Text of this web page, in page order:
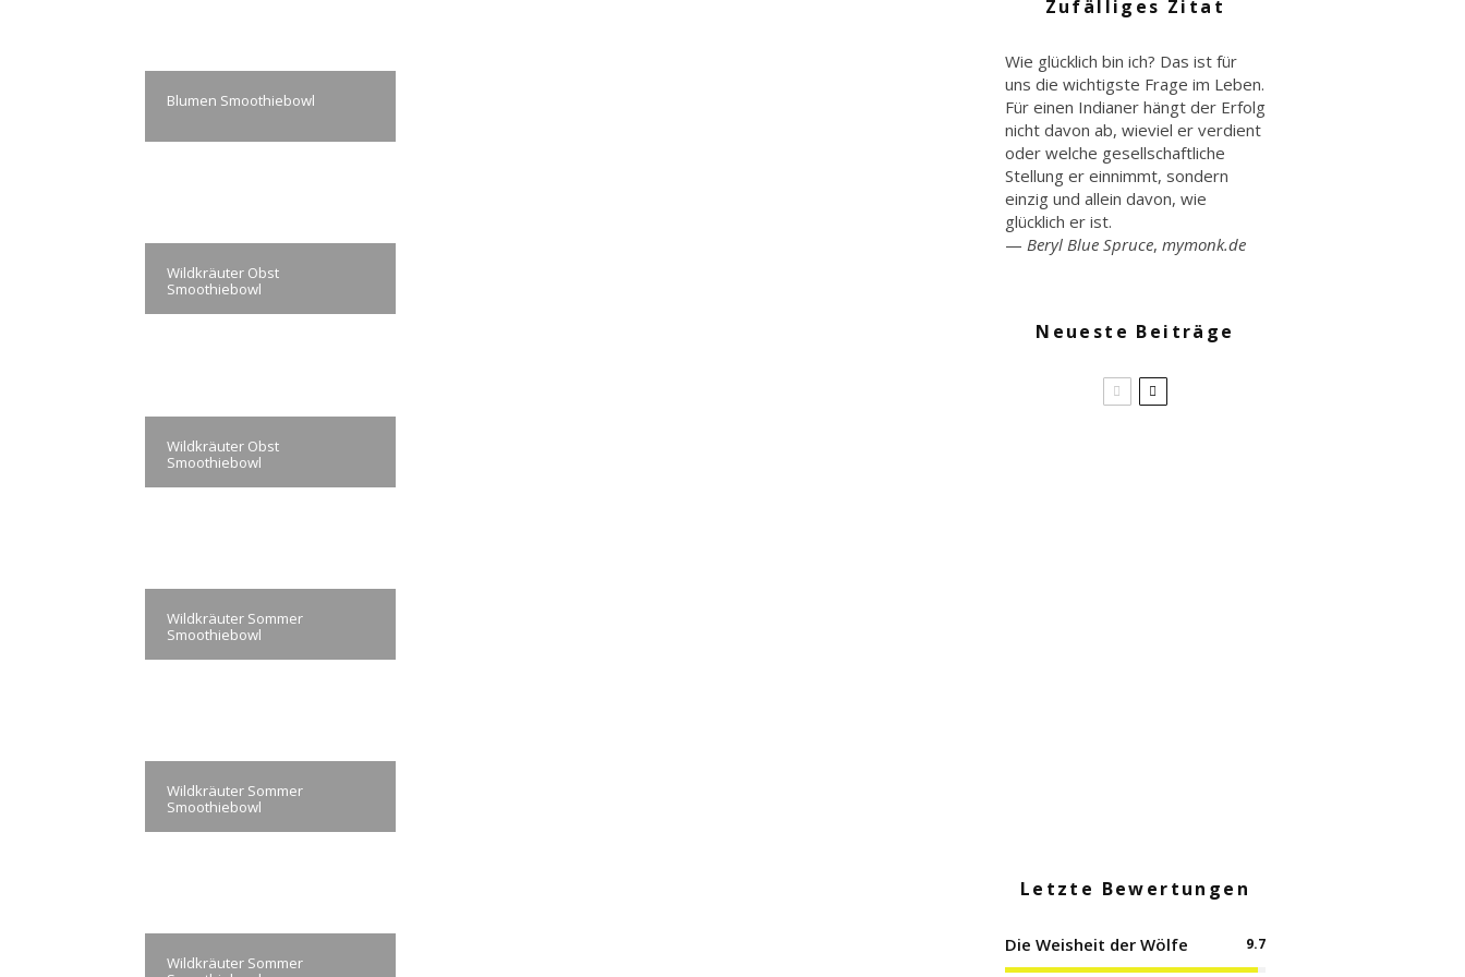
Blumen Smoothiebowl
Wildkräuter Obst
Smoothiebowl
Wildkräuter Obst
Smoothiebowl
Wildkräuter Sommer
Smoothiebowl
Wildkräuter Sommer
Smoothiebowl
Wildkräuter Sommer
Zufälliges Zitat
Wie glücklich bin ich? Das ist für
uns die wichtigste Frage im Leben.
Für einen Indianer hängt der Erfolg
nicht davon ab, wieviel er verdient
oder welche gesellschaftliche
Stellung er einnimmt, sondern
einzig und allein davon, wie
glücklich er ist.
— Beryl Blue Spruce, mymonk.de
Neueste Beiträge
Letzte Bewertungen
Die Weisheit der Wölfe 9.7